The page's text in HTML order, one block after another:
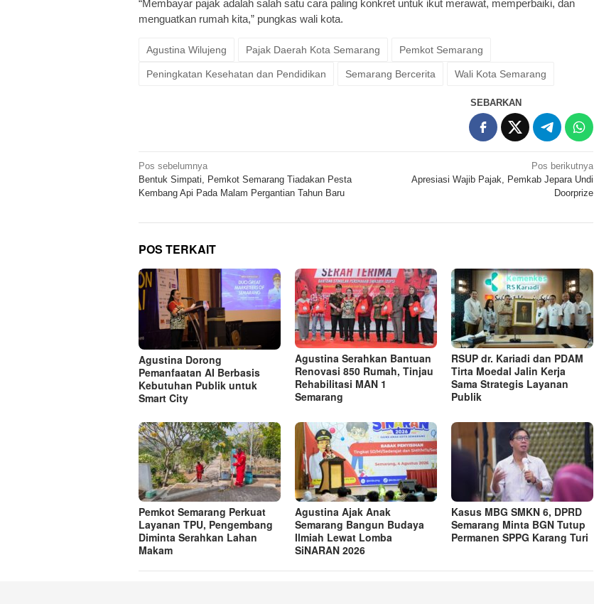
“Membayar pajak adalah salah satu cara paling konkret untuk ikut merawat, memperbaiki, dan
menguatkan rumah kita,” pungkas wali kota.
Agustina Wilujeng Pajak Daerah Kota Semarang Pemkot Semarang
Peningkatan Kesehatan dan Pendidikan Semarang Bercerita Wali Kota Semarang
SEBARKAN
Navigasi
pos
Pos sebelumnya
Bentuk Simpati, Pemkot Semarang Tiadakan Pesta
Kembang Api Pada Malam Pergantian Tahun Baru
Pos berikutnya
Apresiasi Wajib Pajak, Pemkab Jepara Undi
Doorprize
POS TERKAIT
Agustina Dorong
Pemanfaatan AI Berbasis
Kebutuhan Publik untuk
Smart City
Agustina Serahkan Bantuan
Renovasi 850 Rumah, Tinjau
Rehabilitasi MAN 1
Semarang
RSUP dr. Kariadi dan PDAM
Tirta Moedal Jalin Kerja
Sama Strategis Layanan
Publik
Pemkot Semarang Perkuat
Layanan TPU, Pengembang
Diminta Serahkan Lahan
Makam
Agustina Ajak Anak
Semarang Bangun Budaya
Ilmiah Lewat Lomba
SiNARAN 2026
Kasus MBG SMKN 6, DPRD
Semarang Minta BGN Tutup
Permanen SPPG Karang Turi